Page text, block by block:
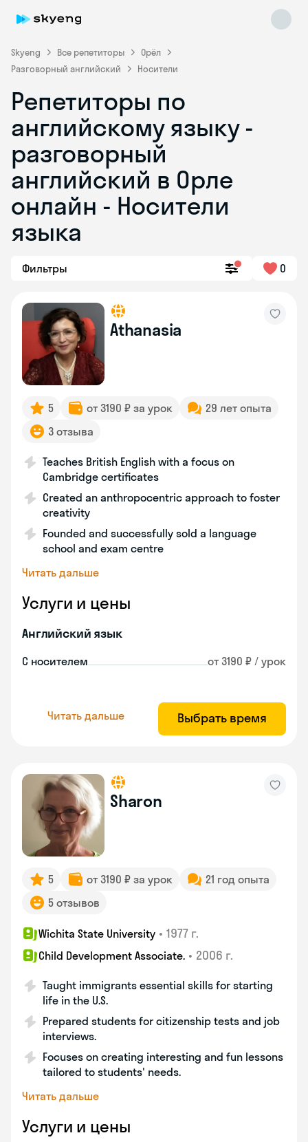
Skyeng Все репетиторы
Орёл
Разговорный английский
Носители
Репетиторы по
английскому языку -
разговорный
английский в Орле
онлайн - Носители
языка
Фильтры 0
Athanasia
5 от 3190 ₽ за урок
29 лет опыта
3 отзыва
Teaches British English with a focus on
Cambridge certificates
Created an anthropocentric approach to foster
creativity
Founded and successfully sold a language
school and exam centre
Читать дальше
Услуги и цены
Английский язык
С носителем от 3190 ₽ / урок
Читать дальше Выбрать время
Sharon
5 от 3190 ₽ за урок
21 год опыта
5 отзывов
Wichita State University • 1977 г.
Child Development Associate. • 2006 г.
Taught immigrants essential skills for starting
life in the U.S.
Prepared students for citizenship tests and job
interviews.
Focuses on creating interesting and fun lessons
tailored to students' needs.
Читать дальше
Услуги и цены
Skyeng Chat